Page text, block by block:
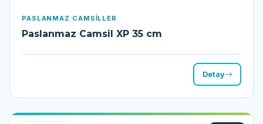
PASLANMAZ CAMSILLER
Paslanmaz Camsil XP 35 cm
Detay